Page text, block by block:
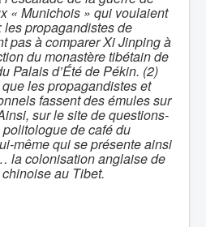
≡
« Munichois » qui voulaient
propagandistes de
pas àcomparer Xi Jinping à
du monastère tibétain de
Palais d’Été de Pékin. (2)
les propagandistes et
fassent des émules sur
sur le site de questions-
de café du
même qui se présente ainsi
la colonisation anglaise de
au Tibet.